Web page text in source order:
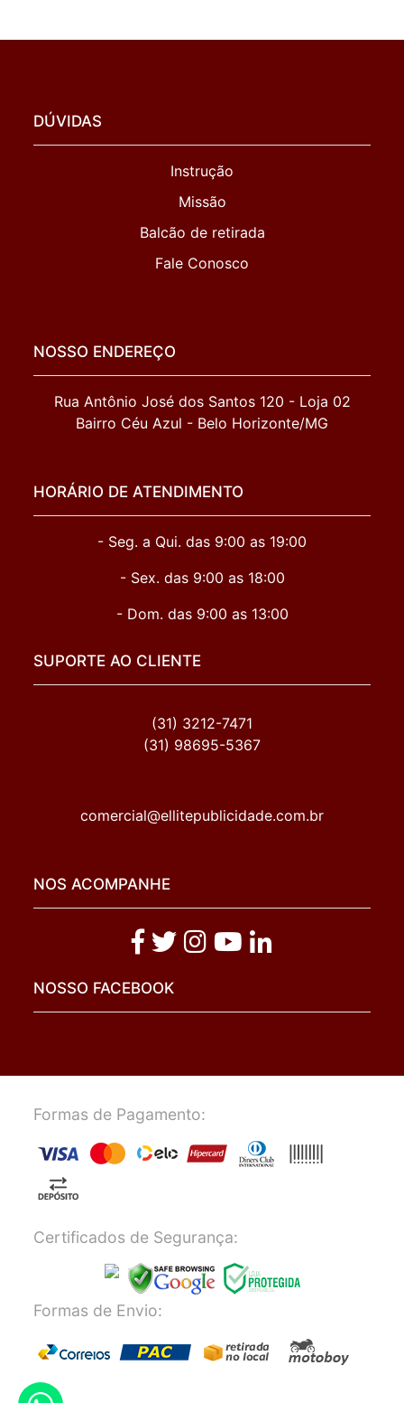
DÚVIDAS
Instrução
Missão
Balcão de retirada
Fale Conosco
NOSSO ENDEREÇO
Rua Antônio José dos Santos 120 - Loja 02
Bairro Céu Azul - Belo Horizonte/MG
HORÁRIO DE ATENDIMENTO
- Seg. a Qui. das 9:00 as 19:00
- Sex. das 9:00 as 18:00
- Dom. das 9:00 as 13:00
SUPORTE AO CLIENTE
(31) 3212-7471
(31) 98695-5367
comercial@ellitepublicidade.com.br
NOS ACOMPANHE
NOSSO FACEBOOK
Formas de Pagamento:
Certificados de Segurança:
Formas de Envio: